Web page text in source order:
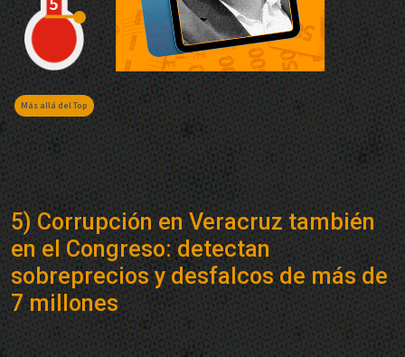
Más allá del Top
5) Corrupción en Veracruz también
en el Congreso: detectan
sobreprecios y desfalcos de más de
7 millones